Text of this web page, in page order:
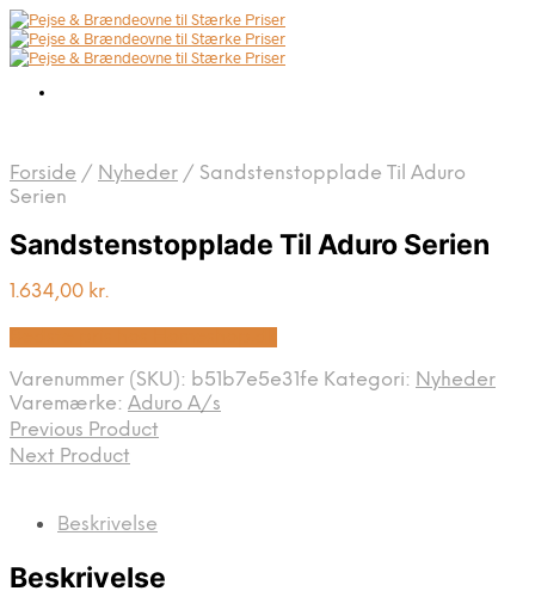
Forside / Nyheder / Sandstenstopplade Til Aduro
Serien
Sandstenstopplade Til Aduro Serien
1.634,00 kr.
Varenummer (SKU): b51b7e5e31fe Kategori: Nyheder
Varemærke: Aduro A/s
Previous Product
Next Product
Beskrivelse
Beskrivelse